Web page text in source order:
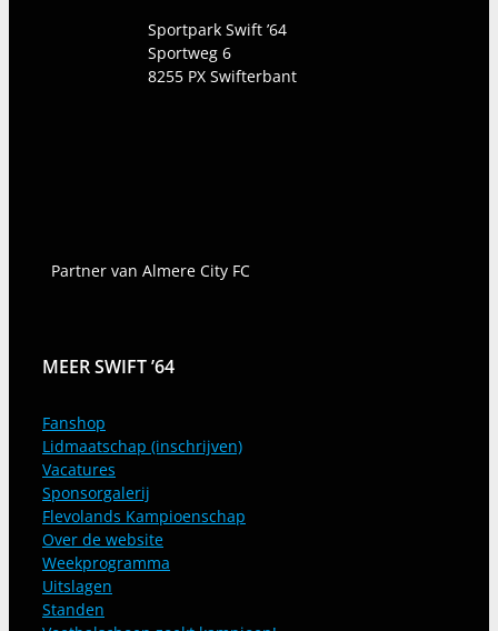
Sportpark Swift ’64
Sportweg 6
8255 PX Swifterbant
Partner van Almere City FC
MEER SWIFT ’64
Fanshop
Lidmaatschap (inschrijven)
Vacatures
Sponsorgalerij
Flevolands Kampioenschap
Over de website
Weekprogramma
Uitslagen
Standen